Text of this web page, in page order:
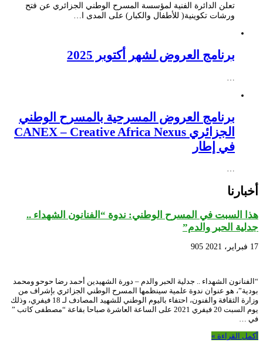
تعلن الدائرة الفنية لمؤسسة المسرح الوطني الجزائري عن فتح
ورشات تكوينية( للأطفال والكبار) على المدى ا…
برنامج العروض لشهر أكتوبر 2025
برنامج العروض المسرحية بالمسرح الوطني
الجزائري CANEX – Creative Africa Nexus
في إطار
…
أخبارنا
هذا السبت في المسرح الوطني: ندوة “الفنانون الشهداء ..
جدلية الحبر والدم”
17 فبراير، 2021 905
“الفنانون الشهداء .. جدلية الحبر والدم – دورة الشهيدين أحمد رضا حوحو ومحمد
بودية”، هو عنوان ندوة علمية سينظمها المسرح الوطني الجزائري بإشراف من
وزارة الثقافة والفنون، احتفاء باليوم الوطني للشهيد المصادف لـ 18 فيفري، وذلك
يوم السبت 20 فيفري 2021 على الساعة العاشرة صباحا بقاعة “مصطفى كاتب ”
في …
أكمل القراءة »